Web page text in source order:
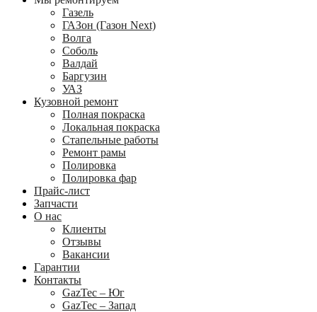
Газель
ГАЗон (Газон Next)
Волга
Соболь
Валдай
Баргузин
УАЗ
Кузовной ремонт
Полная покраска
Локальная покраска
Стапельные работы
Ремонт рамы
Полировка
Полировка фар
Прайс-лист
Запчасти
О нас
Клиенты
Отзывы
Вакансии
Гарантии
Контакты
GazTec – Юг
GazTec – Запад